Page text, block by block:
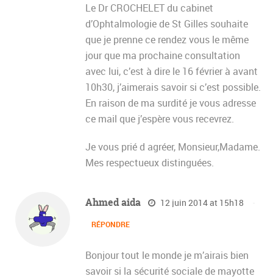
Le Dr CROCHELET du cabinet
d’Ophtalmologie de St Gilles souhaite
que je prenne ce rendez vous le même
jour que ma prochaine consultation
avec lui, c’est à dire le 16 février à avant
10h30, j’aimerais savoir si c’est possible.
En raison de ma surdité je vous adresse
ce mail que j’espère vous recevrez.
Je vous prié d agréer, Monsieur,Madame.
Mes respectueux distinguées.
Ahmed aida 12 juin 2014 at 15h18
RÉPONDRE
Bonjour tout le monde je m’airais bien
savoir si la sécurité sociale de mayotte